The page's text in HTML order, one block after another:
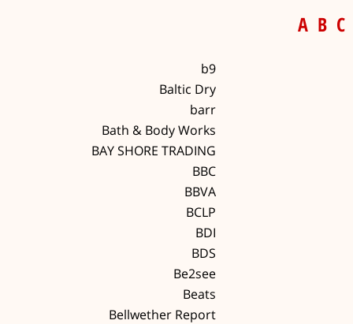
A B C
b9
Baltic Dry
barr
Bath & Body Works
BAY SHORE TRADING
BBC
BBVA
BCLP
BDI
BDS
Be2see
Beats
Bellwether Report